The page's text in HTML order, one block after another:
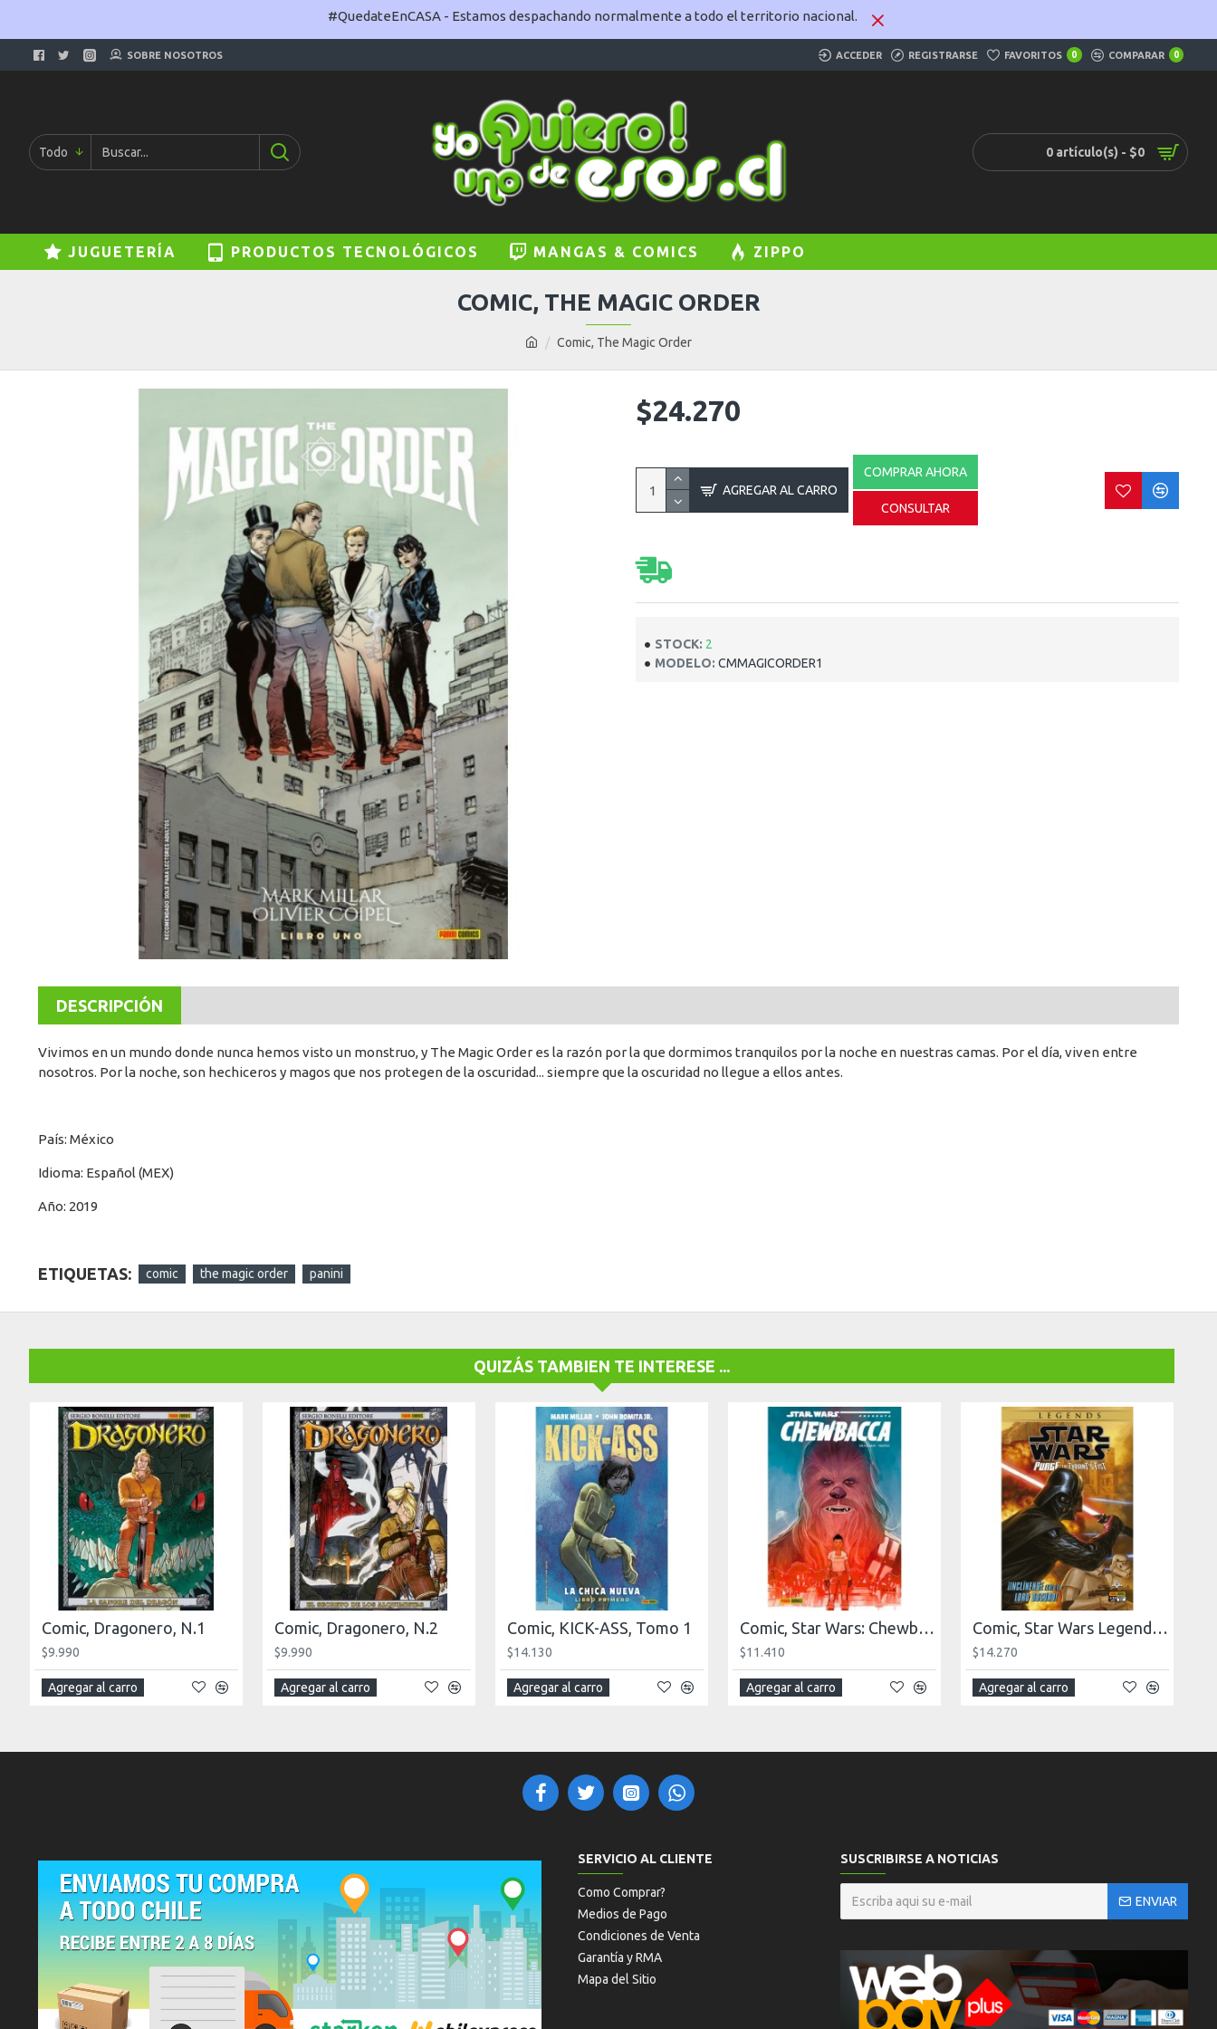
#QuedateEnCASA - Estamos despachando normalmente a todo el territorio nacional.
SOBRE NOSOTROS ACCEDER REGISTRARSE FAVORITOS 0 COMPARAR 0
Todo 0 artículo(s) - $0
JUGUETERÍA PRODUCTOS TECNOLÓGICOS MANGAS & COMICS ZIPPO
Comic, The Magic Order
COMIC, THE MAGIC ORDER
STOCK: 2
MODELO: CMMAGICORDER1
$24.270
AGREGAR AL CARRO
COMPRAR AHORA
CONSULTAR
DESCRIPCIÓN
Vivimos en un mundo donde nunca hemos visto un monstruo, y The Magic Order es la razón por la que dormimos tranquilos por la noche en nuestras camas. Por el día, viven entre
nosotros. Por la noche, son hechiceros y magos que nos protegen de la oscuridad... siempre que la oscuridad no llegue a ellos antes.
País: México
Idioma: Español (MEX)
Año: 2019
ETIQUETAS: comic the magic order panini
QUIZÁS TAMBIEN TE INTERESE ...
Comic, Dragonero, N.1
$9.990
Agregar al carro
Comic, Dragonero, N.2
$9.990
Agregar al carro
Comic, KICK-ASS, Tomo 1
$14.130
Agregar al carro
Comic, Star Wars: Chewbacca
$11.410
Agregar al carro
Comic, Star Wars Legends: The Tyrant's Fist
$14.270
Agregar al carro
SERVICIO AL CLIENTE
Como Comprar?
Medios de Pago
Condiciones de Venta
Garantía y RMA
Mapa del Sitio
SUSCRIBIRSE A NOTICIAS
ENVIAR